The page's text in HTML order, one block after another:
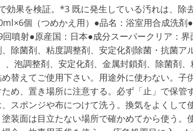
効果を検証。*3 既に発生している汚れは、除
個（つめかえ用）●品名：浴室用合成洗剤
噴射●原産国：日本●成分スーパークリア：
除菌剤、粘度調整剤、安定化剤除菌・抗菌ア
、泡調整剤、安定化剤、金属封鎖剤、除菌剤
替えてご使用下さい。用途外に使わない。子
め、置き場所に注意する。必ず「止」で保管
スポンジや布につけて洗う。換気をよくして
装面は目立たない場所で確かめてから使う。